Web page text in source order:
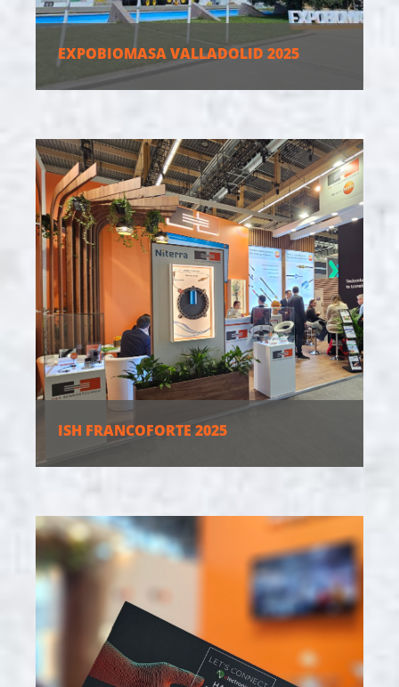
EXPOBIOMASA VALLADOLID 2025
ISH FRANCOFORTE 2025